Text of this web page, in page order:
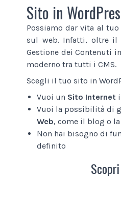
Sito in
Possiamo dar vita al tuo
sul web. Infatti, oltre il
Gestione dei Contenuti
moderno tra tutti i CMS.
Scegli il tuo sito in
Vuoi un Sito Internet
Vuoi la possibilità di
Web, come il blog o
Non hai bisogno di
definito